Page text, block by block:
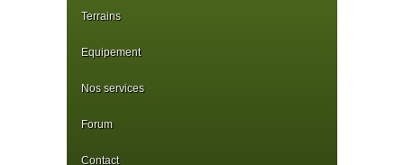
Terrains
Equipement
Nos services
Forum
Contact